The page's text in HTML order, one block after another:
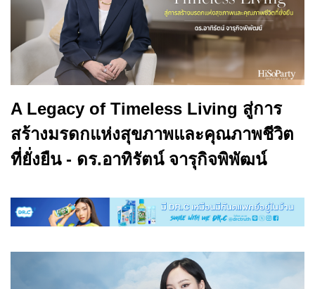
A Legacy of Timeless Living สู่การ
สร้างมรดกแห่งสุขภาพและคุณภาพชีวิต
ที่ยั่งยืน - ดร.อาทิรัตน์ จารุกิจพิพัฒน์